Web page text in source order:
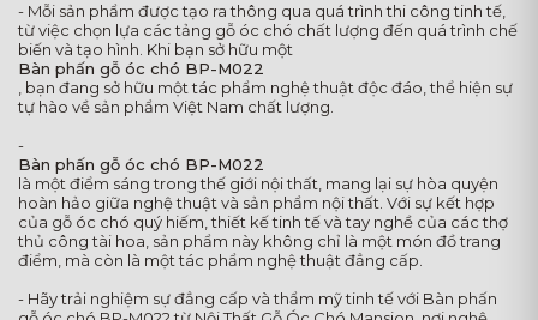
- Mỗi sản phẩm được tạo ra thông qua quá trình thi công tinh tế,
từ việc chọn lựa các tảng gỗ óc chó chất lượng đến quá trình chế
biến và tạo hình. Khi bạn sở hữu một
Bàn phấn gỗ óc chó BP-M022
, bạn đang sở hữu một tác phẩm nghệ thuật độc đáo, thể hiện sự
tự hào về sản phẩm Việt Nam chất lượng.
-
Bàn phấn gỗ óc chó BP-M022
là một điểm sáng trong thế giới nội thất, mang lại sự hòa quyện
hoàn hảo giữa nghệ thuật và sản phẩm nội thất. Với sự kết hợp
của gỗ óc chó quý hiếm, thiết kế tinh tế và tay nghề của các thợ
thủ công tài hoa, sản phẩm này không chỉ là một món đồ trang
điểm, mà còn là một tác phẩm nghệ thuật đẳng cấp.
- Hãy trải nghiệm sự đẳng cấp và thẩm mỹ tinh tế với Bàn phấn